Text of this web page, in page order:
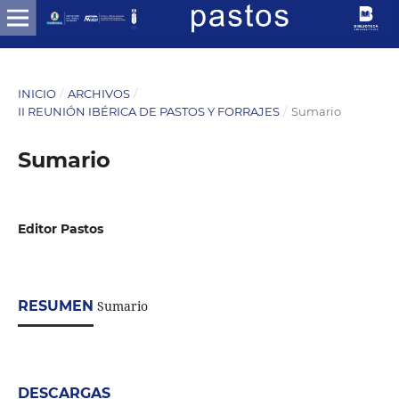
INICIO / ARCHIVOS /
II REUNIÓN IBÉRICA DE PASTOS Y FORRAJES / Sumario
Sumario
Editor Pastos
RESUMEN Sumario
DESCARGAS